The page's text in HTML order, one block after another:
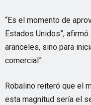
“Es el momento de
Estados Unidos”,
aranceles, sino para
comercial”.
Robalino reiteró que el
esta magnitud sería el